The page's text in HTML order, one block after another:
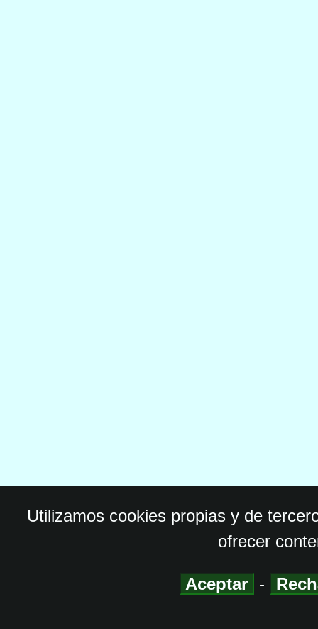
Utilizamos cookies propias y de
ofrecer
Aceptar -